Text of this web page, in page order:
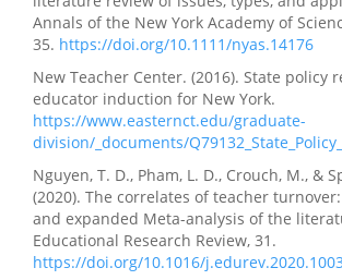
Annals of the New York Academy of
35. https://doi.org/10.1111/nyas.14176
New Teacher Center. (2016). State policy
educator induction for New York.
https://www.easternct.edu/graduate-
division/_documents/
Nguyen, T. D., Pham, L. D., Crouch, M., &
(2020). The correlates of teacher
and expanded Meta-analysis of the
Educational Research Review, 31.
https://doi.org/10.1016/